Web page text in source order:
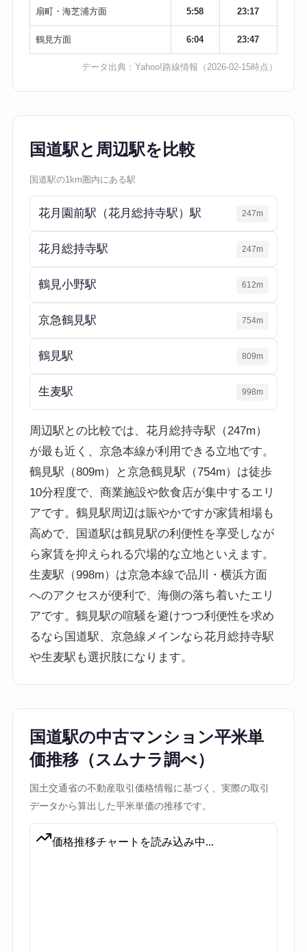
扇町・海芝浦方面 5:58 23:17
鶴見方面 6:04 23:47
データ出典：Yahoo!路線情報 （2026-02-15時点）
国道駅と周辺駅を比較
国道駅の1km圏内にある駅
花月園前駅（花月総持寺駅）駅 247m
花月総持寺駅 247m
鶴見小野駅 612m
京急鶴見駅 754m
鶴見駅 809m
生麦駅 998m
周辺駅との比較では、花月総持寺駅（247m）
が最も近く、京急本線が利用できる立地です。
鶴見駅（809m）と京急鶴見駅（754m）は徒歩
10分程度で、商業施設や飲食店が集中するエリ
アです。鶴見駅周辺は賑やかですが家賃相場も
高めで、国道駅は鶴見駅の利便性を享受しなが
ら家賃を抑えられる穴場的な立地といえます。
生麦駅（998m）は京急本線で品川・横浜方面
へのアクセスが便利で、海側の落ち着いたエリ
アです。鶴見駅の喧騒を避けつつ利便性を求め
るなら国道駅、京急線メインなら花月総持寺駅
や生麦駅も選択肢になります。
国道駅の中古マンション平米単
価推移（スムナラ調べ）
国土交通省の不動産取引価格情報に基づく、実際の取引
データから算出した平米単価の推移です。